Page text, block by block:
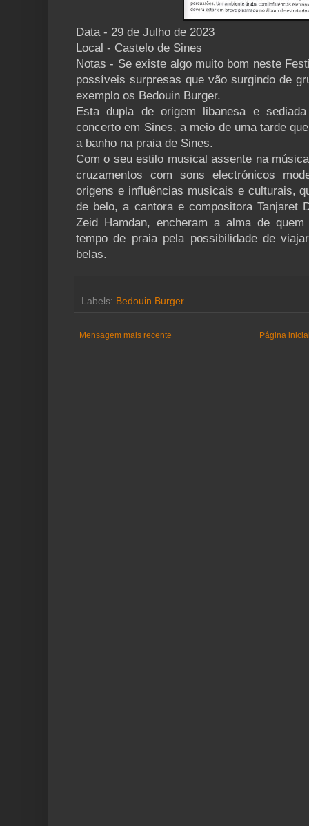
Data - 29 de Julho de 2023
Local - Castelo de Sines
Notas - Se existe algo muito bom neste
possíveis surpresas que vão surgindo de
exemplo os Bedouin Burger.
Esta dupla de origem libanesa e
concerto em Sines, a meio de uma tarde
a banho na praia de Sines.
Com o seu estilo musical assente na
cruzamentos com sons electrónicos
origens e influências musicais e culturais,
de belo, a cantora e compositora Tanjaret
Zeid Hamdan, encheram a alma de
tempo de praia pela possibilidade de
belas.
Labels: Bedouin Burger
Mensagem mais recente Página